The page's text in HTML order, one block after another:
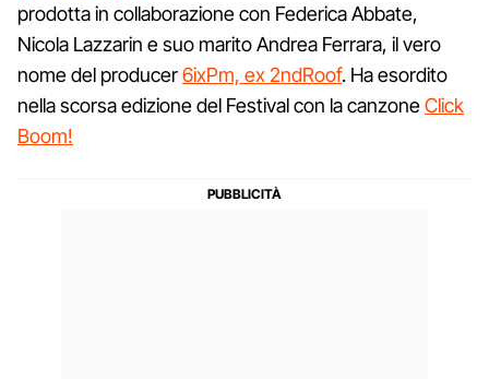
prodotta in collaborazione con Federica Abbate,
Nicola Lazzarin e suo marito Andrea Ferrara, il vero
nome del producer6ixPm, ex 2ndRoof. Ha esordito
nella scorsa edizione del Festival con la canzoneClick
Boom!